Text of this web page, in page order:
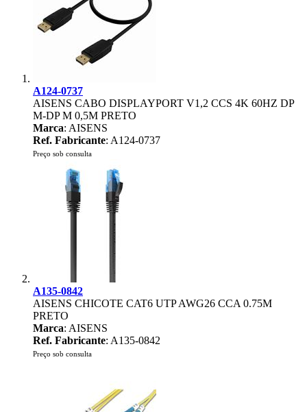
A124-0737
AISENS CABO DISPLAYPORT V1,2 CCS 4K 60HZ DP
M-DP M 0,5M PRETO
Marca: AISENS
Ref. Fabricante: A124-0737
Preço sob consulta
A135-0842
AISENS CHICOTE CAT6 UTP AWG26 CCA 0.75M
PRETO
Marca: AISENS
Ref. Fabricante: A135-0842
Preço sob consulta